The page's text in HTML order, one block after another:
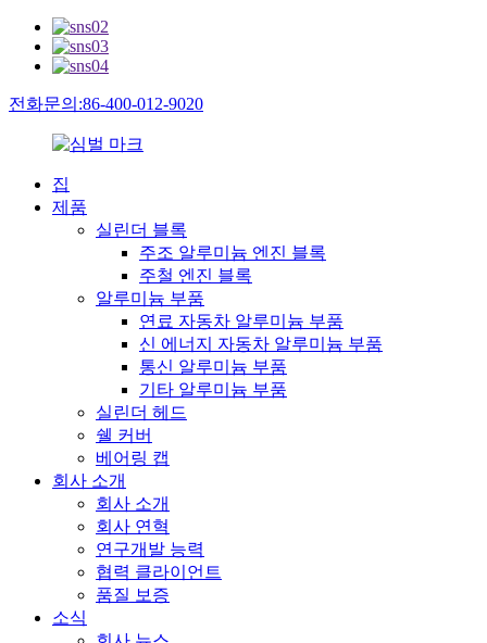
전화문의:86-400-012-9020
집
제품
실린더 블록
주조 알루미늄 엔진 블록
주철 엔진 블록
알루미늄 부품
연료 자동차 알루미늄 부품
신 에너지 자동차 알루미늄 부품
통신 알루미늄 부품
기타 알루미늄 부품
실린더 헤드
쉘 커버
베어링 캡
회사 소개
회사 소개
회사 연혁
연구개발 능력
협력 클라이언트
품질 보증
소식